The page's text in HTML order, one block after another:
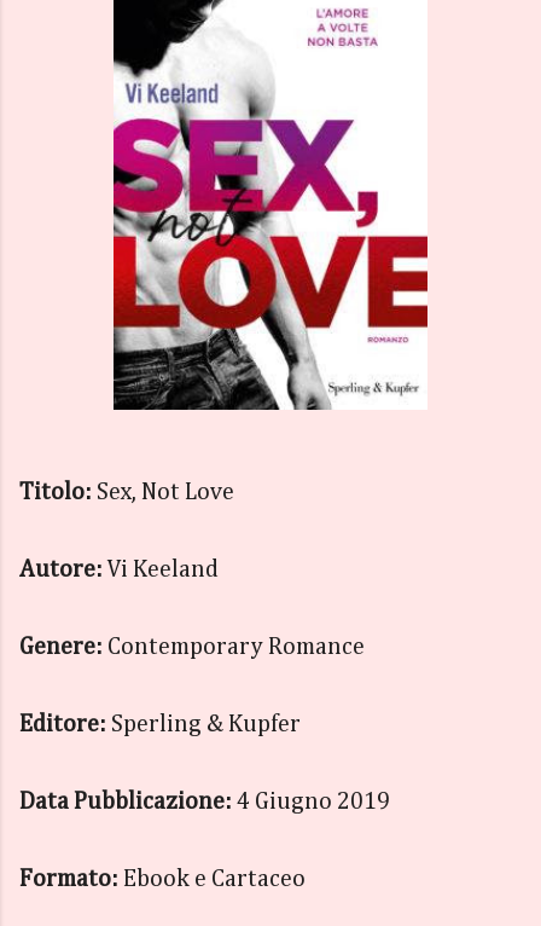
Titolo: Sex, Not Love
Autore: Vi Keeland
Genere: Contemporary Romance
Editore: Sperling & Kupfer
Data Pubblicazione: 4 Giugno 2019
Formato: Ebook e Cartaceo